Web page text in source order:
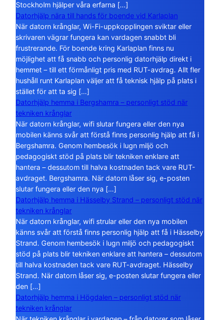
Stockholm hjälper våra erfarna […]
Datorhjälp nära till hands för boende vid Karlaplan
När datorn krånglar, Wi-Fi-uppkopplingen sviktar eller
skrivaren vägrar fungera kan vardagen snabbt bli
frustrerande. För boende kring Karlaplan finns nu
möjlighet att få snabb och personlig datorhjälp direkt i
hemmet – till ett förmånligt pris med RUT-avdrag. Allt fler
hushåll runt Karlaplan väljer att få teknisk hjälp på plats i
stället för att ta sig […]
Datorhjälp hemma i Bergshamra – personligt stöd när
tekniken krånglar
När datorn krånglar, wifi slutar fungera eller den nya
mobilen känns svår att förstå finns personlig hjälp att få i
Bergshamra. Genom hembesök i lugn miljö och
pedagogiskt stöd på plats blir tekniken enklare att
hantera – dessutom till halva kostnaden tack vare RUT-
avdraget. Bergshamra. När datorn låser sig, e-posten
slutar fungera eller den nya […]
Datorhjälp hemma i Hässelby Strand – personligt stöd när
tekniken krånglar
När datorn krånglar, wifi strular eller den nya mobilen
känns svår att förstå finns personlig hjälp att få i Hässelby
Strand. Genom hembesök i lugn miljö och pedagogiskt
stöd på plats blir tekniken enklare att hantera – dessutom
till halva kostnaden tack vare RUT-avdraget. Hässelby
Strand. När datorn låser sig, e-posten slutar fungera eller
den […]
Datorhjälp hemma i Högdalen – personligt stöd när
tekniken krånglar